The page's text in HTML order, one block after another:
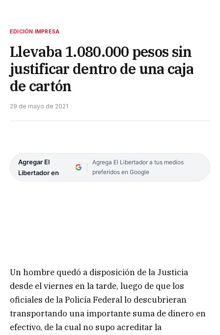
EDICIÓN IMPRESA
Llevaba 1.080.000 pesos sin
justificar dentro de una caja
de cartón
29 de mayo de 2021
Agregar El
Libertador en
Agrega El Libertador a tus medios
preferidos en Google
Un hombre quedó a disposición de la Justicia
desde el viernes en la tarde, luego de que los
oficiales de la Policía Federal lo descubrieran
transportando una importante suma de dinero en
efectivo, de la cual no supo acreditar la